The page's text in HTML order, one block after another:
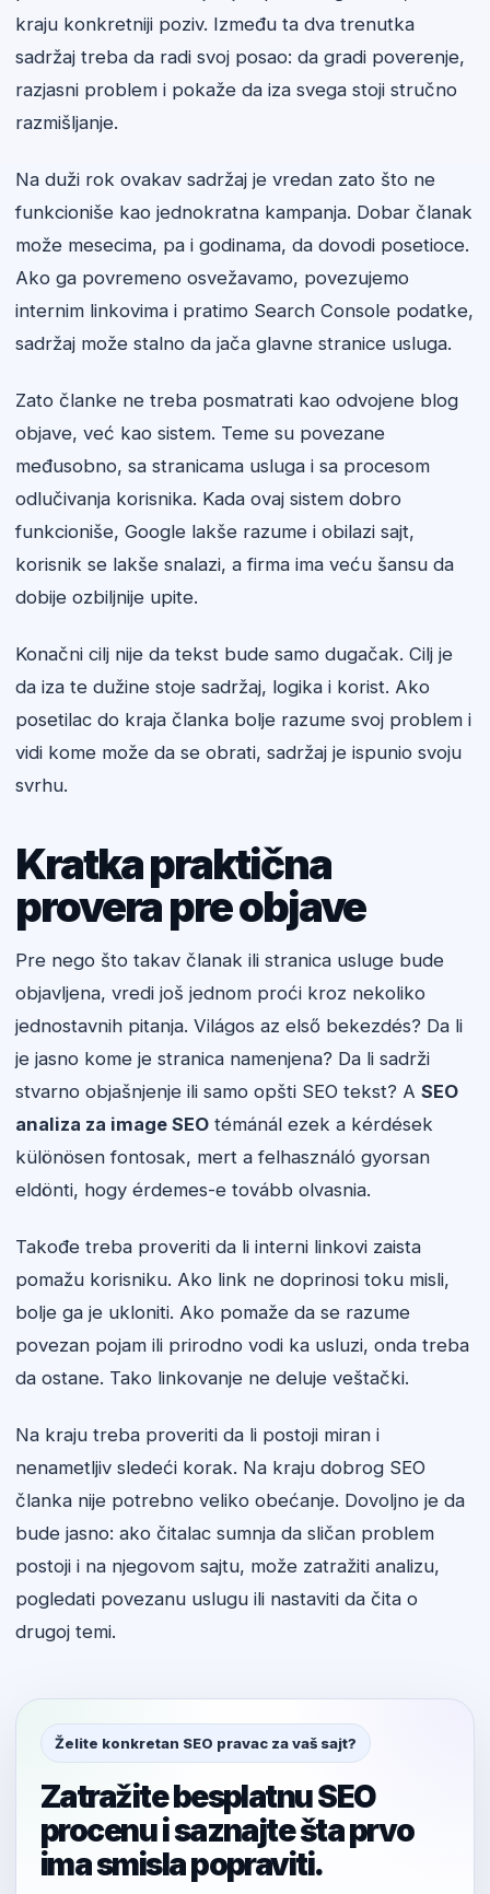
kraju konkretniji poziv. Između ta dva trenutka
sadržaj treba da radi svoj posao: da gradi poverenje,
razjasni problem i pokaže da iza svega stoji stručno
razmišljanje.
Na duži rok ovakav sadržaj je vredan zato što ne
funkcioniše kao jednokratna kampanja. Dobar članak
može mesecima, pa i godinama, da dovodi posetioce.
Ako ga povremeno osvežavamo, povezujemo
internim linkovima i pratimo Search Console podatke,
sadržaj može stalno da jača glavne stranice usluga.
Zato članke ne treba posmatrati kao odvojene blog
objave, već kao sistem. Teme su povezane
međusobno, sa stranicama usluga i sa procesom
odlučivanja korisnika. Kada ovaj sistem dobro
funkcioniše, Google lakše razume i obilazi sajt,
korisnik se lakše snalazi, a firma ima veću šansu da
dobije ozbiljnije upite.
Konačni cilj nije da tekst bude samo dugačak. Cilj je
da iza te dužine stoje sadržaj, logika i korist. Ako
posetilac do kraja članka bolje razume svoj problem i
vidi kome može da se obrati, sadržaj je ispunio svoju
svrhu.
Kratka praktična
provera pre objave
Pre nego što takav članak ili stranica usluge bude
objavljena, vredi još jednom proći kroz nekoliko
jednostavnih pitanja. Világos az első bekezdés? Da li
je jasno kome je stranica namenjena? Da li sadrži
stvarno objašnjenje ili samo opšti SEO tekst? A SEO
analiza za image SEO témánál ezek a kérdések
különösen fontosak, mert a felhasználó gyorsan
eldönti, hogy érdemes-e tovább olvasnia.
Takođe treba proveriti da li interni linkovi zaista
pomažu korisniku. Ako link ne doprinosi toku misli,
bolje ga je ukloniti. Ako pomaže da se razume
povezan pojam ili prirodno vodi ka usluzi, onda treba
da ostane. Tako linkovanje ne deluje veštački.
Na kraju treba proveriti da li postoji miran i
nenametljiv sledeći korak. Na kraju dobrog SEO
članka nije potrebno veliko obećanje. Dovoljno je da
bude jasno: ako čitalac sumnja da sličan problem
postoji i na njegovom sajtu, može zatražiti analizu,
pogledati povezanu uslugu ili nastaviti da čita o
drugoj temi.
Želite konkretan SEO pravac za vaš sajt?
Zatražite besplatnu SEO
procenu i saznajte šta prvo
ima smisla popraviti.